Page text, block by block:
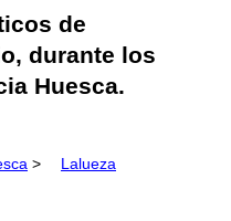
de
durante los
Huesca.
> Lalueza